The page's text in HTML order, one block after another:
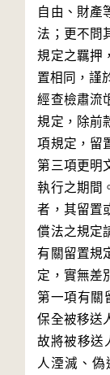
自由、財產
法；更不問
規定之羈押
置相同，謹
經查檢肅流
規定，除前
項規定，留
第三項更明
執行之期間
者，其留置
償法之規定
有關留置規
定，實無差
第一項有關
保全被移送
故將被移送
人湮滅、